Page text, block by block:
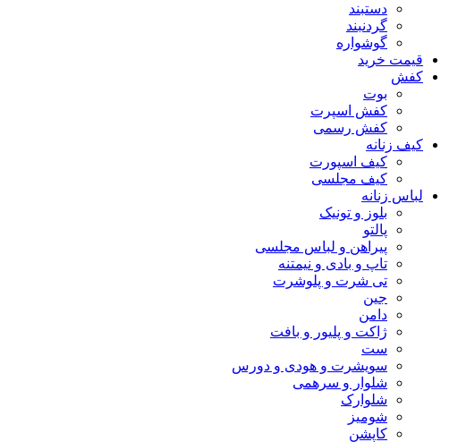
دستبند
گردنبند
گوشواره
قیمت خرید
کفش
بوت
کفش اسپرت
کفش رسمی
کیف زنانه
کیف اسپورت
کیف مجلسی
لباس زنانه
بلوز و تونیک
پالتو
پیراهن و لباس مجلسی
تاپ و بادی و نیمتنه
تی شرت و پلوشرت
جین
دامن
ژاکت و پلیور و بافت
ست
سویشرت و هودی و دورس
شلوار و سرهمی
شلوارک
شومیز
کاپشن